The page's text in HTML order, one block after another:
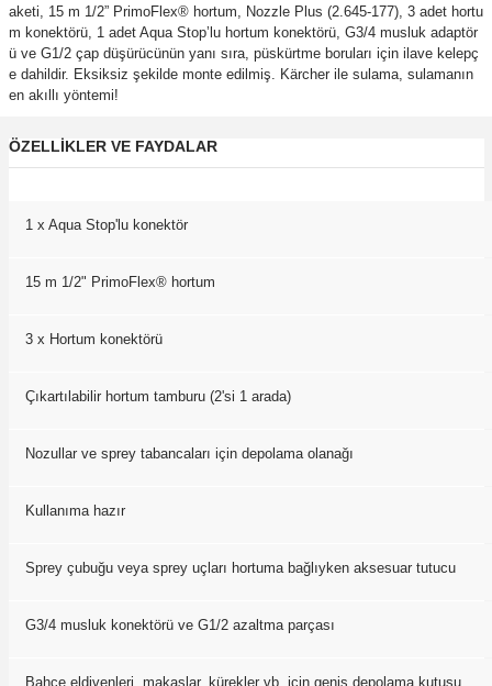
aketi, 15 m 1/2” PrimoFlex® hortum, Nozzle Plus (2.645-177), 3 adet hortu
m konektörü, 1 adet Aqua Stop’lu hortum konektörü, G3/4 musluk adaptör
ü ve G1/2 çap düşürücünün yanı sıra, püskürtme boruları için ilave kelepç
e dahildir. Eksiksiz şekilde monte edilmiş. Kärcher ile sulama, sulamanın
en akıllı yöntemi!
ÖZELLIKLER VE FAYDALAR
1 x Aqua Stop'lu konektör
15 m 1/2" PrimoFlex® hortum
3 x Hortum konektörü
Çıkartılabilir hortum tamburu (2'si 1 arada)
Nozullar ve sprey tabancaları için depolama olanağı
Kullanıma hazır
Sprey çubuğu veya sprey uçları hortuma bağlıyken aksesuar tutucu
G3/4 musluk konektörü ve G1/2 azaltma parçası
Bahçe eldivenleri, makaslar, kürekler vb. için geniş depolama kutusu.